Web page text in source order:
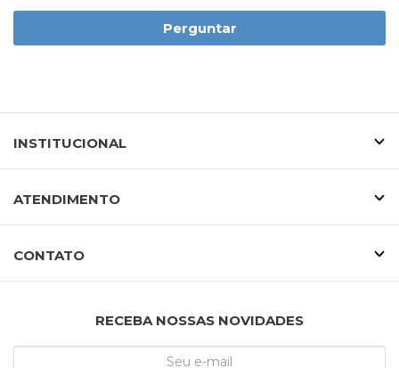
Perguntar
INSTITUCIONAL
ATENDIMENTO
CONTATO
RECEBA NOSSAS NOVIDADES